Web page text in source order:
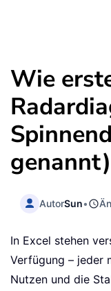
Wie
AutorSun•
In Excel stehen
Verfügung – jeder
Nutzen und die